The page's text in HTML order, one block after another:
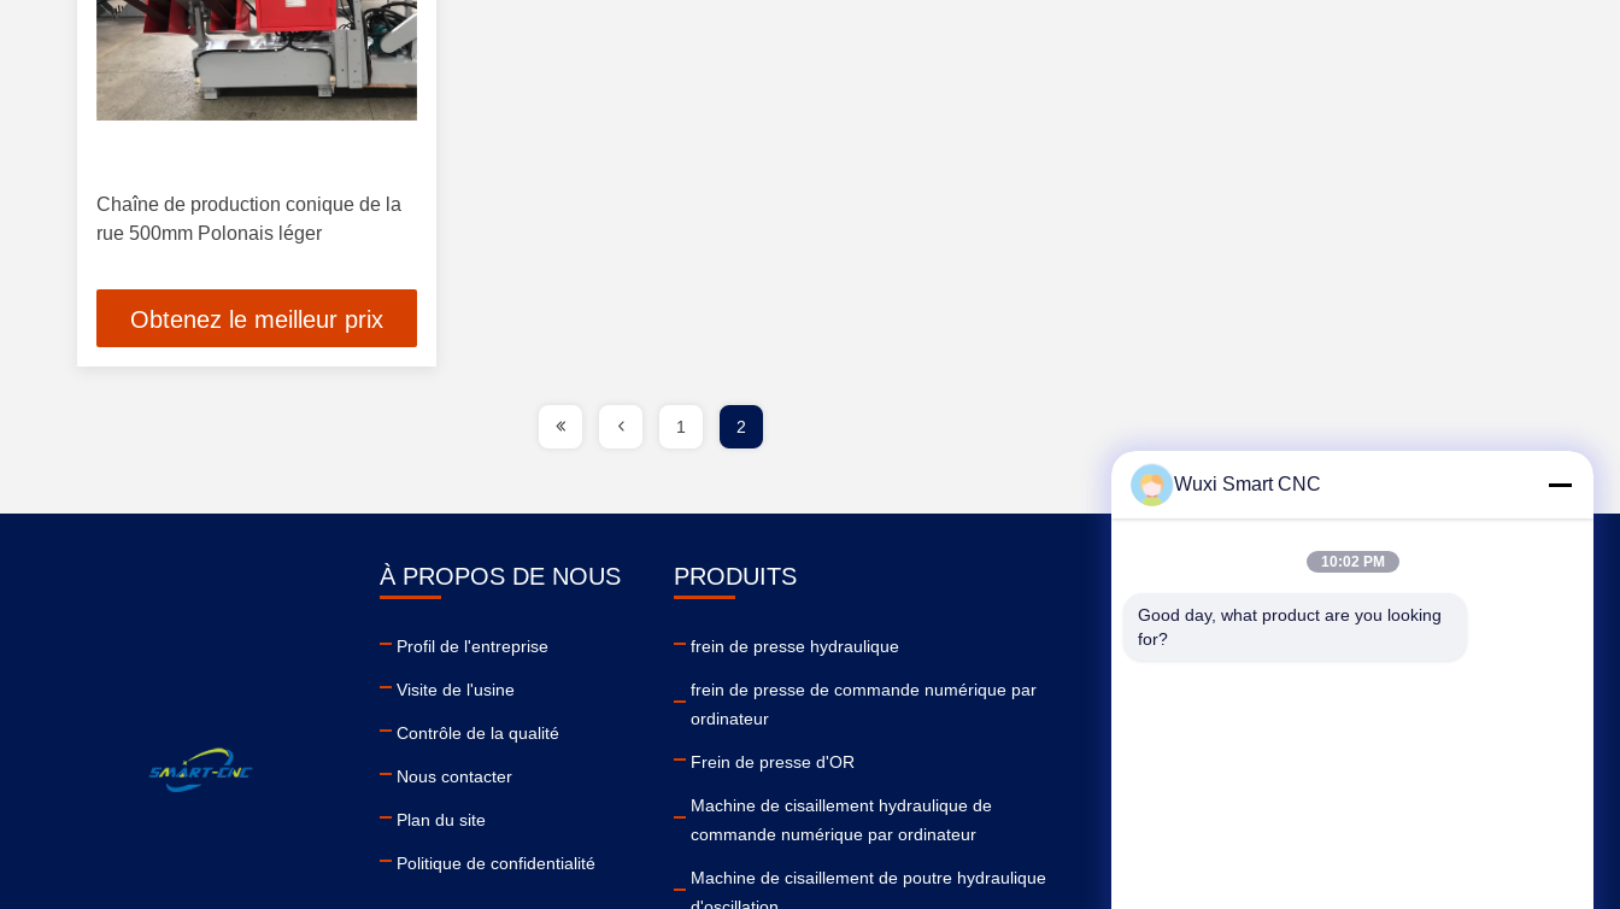
Chaîne de production conique de la
rue 500mm Polonais léger
Obtenez le meilleur prix
1 2
À PROPOS DE NOUS
Profil de l'entreprise
Visite de l'usine
Contrôle de la qualité
Nous contacter
Plan du site
Politique de confidentialité
PRODUITS
frein de presse hydraulique
frein de presse de commande numérique par
ordinateur
Frein de presse d'OR
Machine de cisaillement hydraulique de
commande numérique par ordinateur
Machine de cisaillement de poutre hydraulique
NOUS CONTACTER
sales@chinasmartcnc.com
Wuxi Smart CNC
10:02 PM
Good day, what product are you looking
for?